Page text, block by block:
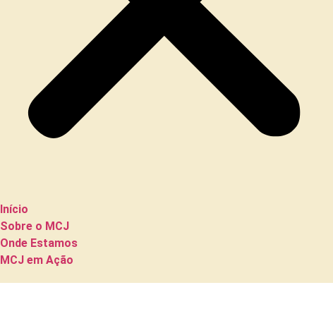
Início
Sobre o MCJ
Onde Estamos
MCJ em Ação